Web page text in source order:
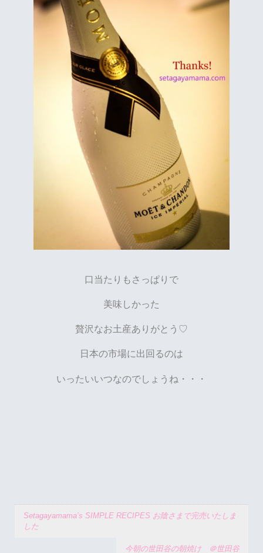
口当たりもさっぱりで
美味しかった
贅沢なお土産ありがとう♡
日本の市場に出回るのは
いったいいつなのでしょうね・・・
Setagayamama’s SIMPLE RECIPES お陰さまで完売いたしま
した
今朝の世田谷の朝焼け ＠世田谷